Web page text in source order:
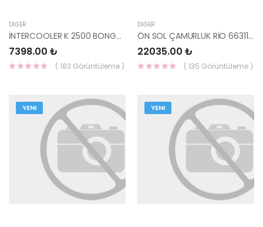
DIĞER
İNTERCOOLER K 2500 BONGO 28190-42760-YS
7398.00 ₺
( 183 Görüntüleme )
DIĞER
ÖN SOL ÇAMURLUK RİO 66311-1W150-HMC
22035.00 ₺
( 135 Görüntüleme )
YENI YENI